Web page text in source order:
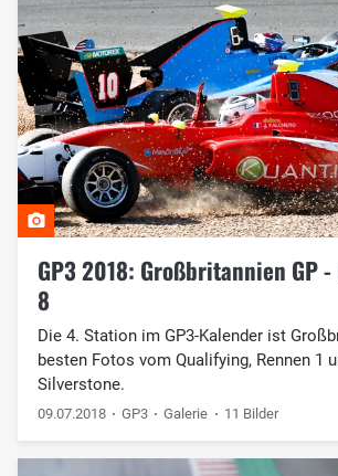
GP3 2018: Großbritannien GP -
8
Die 4. Station im GP3-Kalender ist
besten Fotos vom Qualifying, Rennen 1
Silverstone.
09.07.2018 GP3 Galerie 11 Bilder